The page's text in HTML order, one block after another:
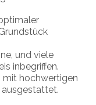
und viele
inbegriffen.
mit hochwertigen